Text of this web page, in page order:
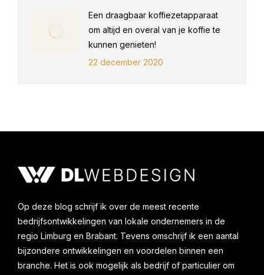
Een draagbaar koffiezetapparaat
om altijd en overal van je koffie te
kunnen genieten!
22 december 2020
Op deze blog schrijf ik over de meest recente
bedrijfsontwikkelingen van lokale ondernemers in de
regio Limburg en Brabant. Tevens omschrijf ik een aantal
bijzondere ontwikkelingen en voordelen binnen een
branche. Het is ook mogelijk als bedrijf of particulier om